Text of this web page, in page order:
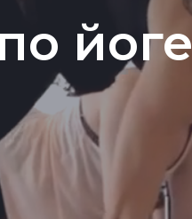
йоге